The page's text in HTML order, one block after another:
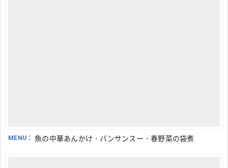
MENU： 魚の中華あんかけ・バンサンスー・春野菜の袋煮